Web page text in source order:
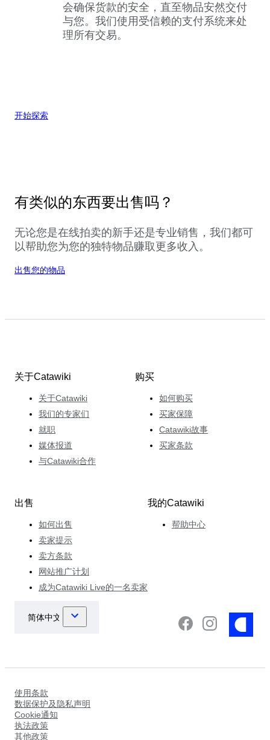
会确保货款的安全，直至物品安然交付
与您。我们使用受信赖的支付系统来处
理所有交易。
开始探索
有类似的东西要出售吗？
无论您是在线拍卖的新手还是专业销售，我们都可
以帮助您为您的独特物品赚取更多收入。
出售您的物品
关于Catawiki
关于Catawiki
我们的专家们
就职
媒体报道
与Catawiki合作
购买
如何购买
买家保障
Catawiki故事
买家条款
出售
如何出售
卖家提示
卖方条款
网站推广计划
成为Catawiki Live的一名卖家
我的Catawiki
帮助中心
使用条款
数据保护及隐私声明
Cookie通知
执法政策
其他政策